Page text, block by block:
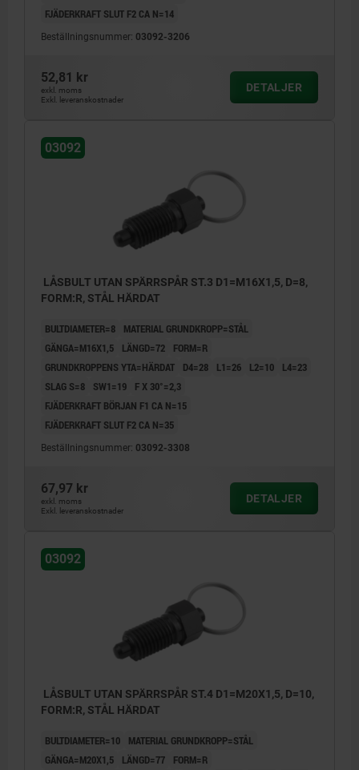
FJÄDERKRAFT SLUT F2 CA N=14
Beställningsnummer: 03092-3206
52,81 kr
exkl. moms
Exkl. leveranskostnader
DETALJER
03092
LÅSBULT UTAN SPÄRRSPÅR ST.3 D1=M16X1,5, D=8,
FORM:R, STÅL HÄRDAT
BULTDIAMETER=8
MATERIAL GRUNDKROPP=STÅL
GÄNGA=M16X1,5
LÄNGD=72
FORM=R
GRUNDKROPPENS YTA=HÄRDAT
D4=28 L1=26 L2=10
L4=23
SLAG S=8
SW1=19
F X 30°=2,3
FJÄDERKRAFT BÖRJAN F1 CA N=15
FJÄDERKRAFT SLUT F2 CA N=35
Beställningsnummer: 03092-3308
67,97 kr
exkl. moms
Exkl. leveranskostnader
DETALJER
03092
LÅSBULT UTAN SPÄRRSPÅR ST.4 D1=M20X1,5, D=10,
FORM:R, STÅL HÄRDAT
BULTDIAMETER=10
MATERIAL GRUNDKROPP=STÅL
GÄNGA=M20X1,5
LÄNGD=77
FORM=R